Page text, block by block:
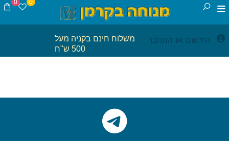
הירשם או התחבר
משלוח חינם בקניה מעל
500 ש"ח
0 0